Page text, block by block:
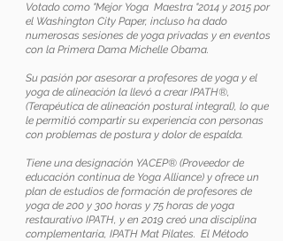
Votado como "Mejor Yoga Maestra "2014 y 2015 por
el Washington City Paper, incluso ha dado
numerosas sesiones de yoga privadas y en eventos
con la Primera Dama Michelle Obama.
Su pasión por asesorar a profesores de yoga y el
yoga de alineación la llevó a crear IPATH®,
(Terapéutica de alineación postural integral), lo que
le permitió compartir su experiencia con personas
con problemas de postura y dolor de espalda.
Tiene una designación YACEP® (Proveedor de
educación continua de Yoga Alliance) y ofrece un
plan de estudios de formación de profesores de
yoga de 200 y 300 horas y 75 horas de yoga
restaurativo IPATH, y en 2019 creó una disciplina
complementaria, IPATH Mat Pilates. El Método